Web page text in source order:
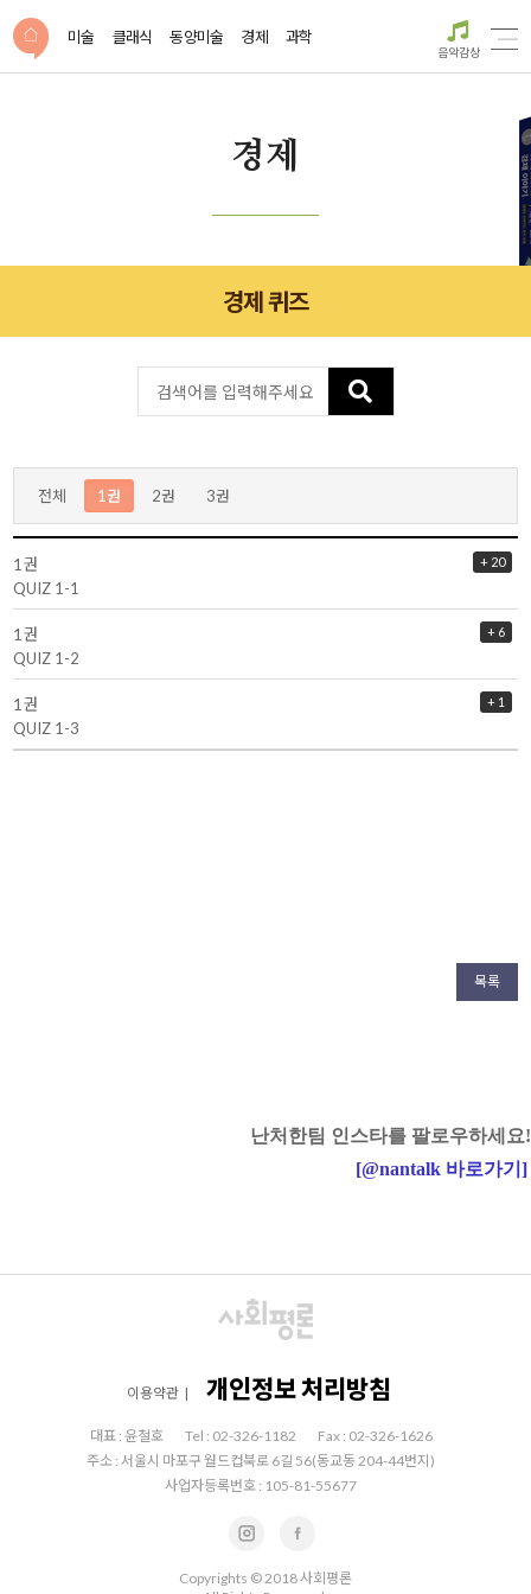
미술 클래식 동양미술 경제 과학
음악감상
경제
경제 퀴즈
전체 1권 2권 3권
1권
QUIZ 1-1
+ 20
1권
QUIZ 1-2
+ 6
1권
QUIZ 1-3
+ 1
목록
난처한팀 인스타를 팔로우하세요!
[@nantalk 바로가기 ]
이용약관 | 개인정보 처리방침
대표 : 윤철호 Tel : 02-326-1182
Fax : 02-326-1626
주소 : 서울시 마포구 월드컵북로 6길 56(동교동 204-44번지)
사업자등록번호 : 105-81-55677
Copyrights © 2018 사회평론